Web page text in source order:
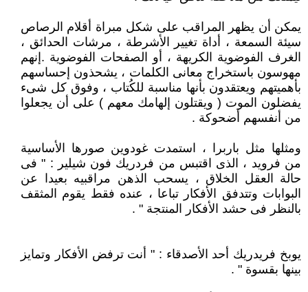
يمكن أن يظهر المراقب على شكل مبراة أقلام الرصاص
سيئة السمعة ، أداة تغيير الأشرطة ، مرشات الحدائق ،
الغرف الفوضوية الكريهة ، أو الصفحات الفوضوية .إنهم
مهوسون باستخراج معانى الكلمات ، يشحذون إحساسهم
بأهميتهم ويعتقدون بأنها مناسبة للكُتاب ، وفوق كل شىء
يفضلون الموت ( ويقتلون إلهامك معهم ) على أن يجعلوا
من أنفسهم أضحوكة .
ومثلها مثل باربرا ، استمدت غودوين صورها الأساسية
من فرويد ، الذى اقتبس من فردريك فون شيلير : " فى
حالة العقل الخلاق ، يسحب الذهن مراقبيه بعيدا عن
البوابات وتتدفق الأفكار تباعا ، عنده فقط يقوم المثقف
بالنظر فى حشد الأفكار المنتجة " .
يوبخ فريدريك أحد الأصدقاء : " أنت ترفض الأفكار وتمايز
بينها بقسوة " .